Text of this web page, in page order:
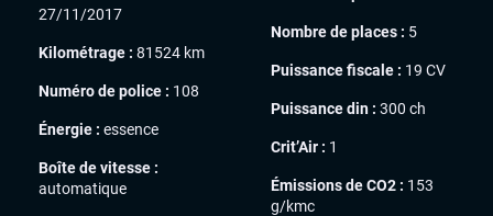
27/11/2017
Kilométrage : 81524 km
Numéro de police : 108
Énergie : essence
Boîte de vitesse :
automatique
Nombre de places : 5
Puissance fiscale : 19 CV
Puissance din : 300 ch
Crit’Air : 1
Émissions de CO2 : 153
g/kmc